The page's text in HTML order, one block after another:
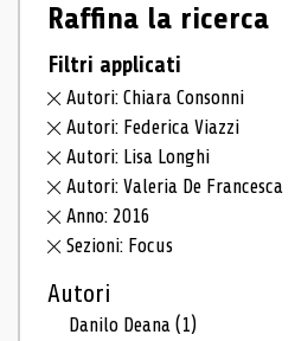
Raffina la ricerca
Filtri applicati
Autori: Chiara Consonni
Autori: Federica Viazzi
Autori: Lisa Longhi
Autori: Valeria De Francesca
Anno: 2016
Sezioni: Focus
Autori
Danilo Deana(1)